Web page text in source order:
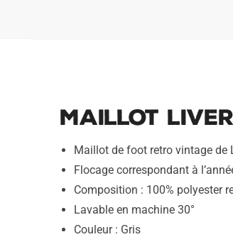
Maillot
Maillot de foot retro vintage de
Flocage correspondant à
Composition : 100% polyester
Lavable en machine 30°
Couleur : Gris